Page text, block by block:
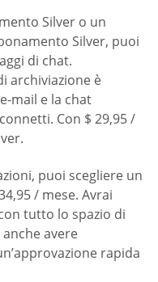
Silver o un
Silver, puoi
di chat.
archiviazione è
mail e la chat
Con $ 29,95 /
puoi scegliere un
/ mese. Avrai
tutto lo spazio di
avere
rapida